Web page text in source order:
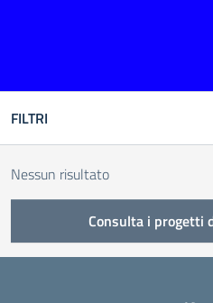
FILTRI
Nessun risultato
Consulta i progetti